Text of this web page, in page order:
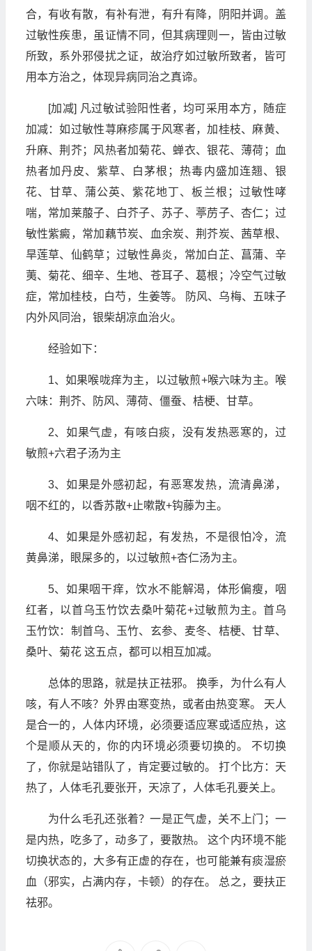
合，有收有散，有补有泄，有升有降，阴阳并调。盖
过敏性疾患，虽证情不同，但其病理则一，皆由过敏
所致，系外邪侵扰之证，故治疗如过敏所致者，皆可
用本方治之，体现异病同治之真谛。
[加减] 凡过敏试验阳性者，均可采用本方，随症
加减：如过敏性荨麻疹属于风寒者，加桂枝、麻黄、
升麻、荆芥；风热者加菊花、蝉衣、银花、薄荷；血
热者加丹皮、紫草、白茅根；热毒内盛加连翘、银
花、甘草、蒲公英、紫花地丁、板兰根；过敏性哮
喘，常加莱菔子、白芥子、苏子、葶苈子、杏仁；过
敏性紫癜，常加藕节炭、血余炭、荆芥炭、茜草根、
旱莲草、仙鹤草；过敏性鼻炎，常加白芷、菖蒲、辛
荑、菊花、细辛、生地、苍耳子、葛根；冷空气过敏
症，常加桂枝，白芍，生姜等。 防风、乌梅、五味子
内外风同治，银柴胡凉血治火。
经验如下：
1、如果喉咙痒为主，以过敏煎+喉六味为主。喉
六味：荆芥、防风、薄荷、僵蚕、桔梗、甘草。
2、如果气虚，有咳白痰，没有发热恶寒的，过
敏煎+六君子汤为主
3、如果是外感初起，有恶寒发热，流清鼻涕，
咽不红的，以香苏散+止嗽散+钩藤为主。
4、如果是外感初起，有发热，不是很怕冷，流
黄鼻涕，眼屎多的，以过敏煎+杏仁汤为主。
5、如果咽干痒，饮水不能解渴，体形偏瘦，咽
红者，以首乌玉竹饮去桑叶菊花+过敏煎为主。首乌
玉竹饮：制首乌、玉竹、玄参、麦冬、桔梗、甘草、
桑叶、菊花 这五点，都可以相互加减。
总体的思路，就是扶正祛邪。 换季，为什么有人
咳，有人不咳？外界由寒变热，或者由热变寒。 天人
是合一的，人体内环境，必须要适应寒或适应热，这
个是顺从天的，你的内环境必须要切换的。 不切换
了，你就是站错队了，肯定要过敏的。 打个比方：天
热了，人体毛孔要张开，天凉了，人体毛孔要关上。
为什么毛孔还张着？一是正气虚，关不上门；一
是内热，吃多了，动多了，要散热。 这个内环境不能
切换状态的，大多有正虚的存在，也可能兼有痰湿瘀
血（邪实，占满内存，卡顿）的存在。 总之，要扶正
祛邪。